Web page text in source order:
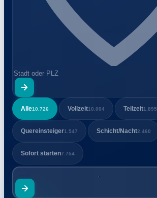
Alle10.726 Vollzeit10.004 Teilzeit1.895
Quereinsteiger1.547 Schicht/Nacht2.460
Sofort starten7.754